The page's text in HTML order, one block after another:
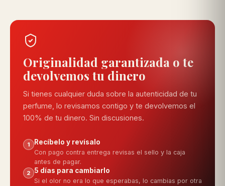
Originalidad garantizada o te
devolvemos tu dinero
Si tienes cualquier duda sobre la autenticidad de tu
perfume, lo revisamos contigo y te devolvemos el
100% de tu dinero. Sin discusiones.
1 Recíbelo y revísalo
Con pago contra entrega revisas el sello y la caja
antes de pagar.
2 5 días para cambiarlo
Si el olor no era lo que esperabas, lo cambias por otra